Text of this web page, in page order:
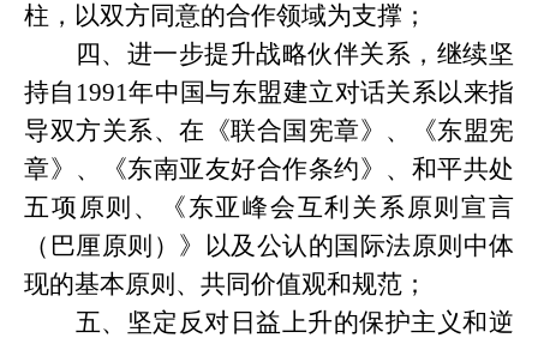
柱，以双方同意的合作领域为支撑；
四、进一步提升战略伙伴关系，继续坚
持自 1991年中国与东盟建立对话关系以来指
导双方关系、在《联合国宪章》、《东盟宪
章》、《东南亚友好合作条约》、和平共处
五项原则、《东亚峰会互利关系原则宣言
（巴厘原则）》以及公认的国际法原则中体
现的基本原则、共同价值观和规范；
五、坚定反对日益上升的保护主义和逆